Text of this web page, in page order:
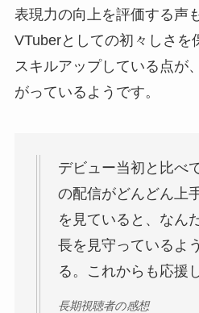
表現力の向上を評価する声
VTuberとしての初々しさを
スキルアップしている点が
がっているようです。
デビュー当初と比べ
の配信がどんどん上
を見ていると、なん
長を見守っているよ
る。これからも応援
長期視聴者の感想